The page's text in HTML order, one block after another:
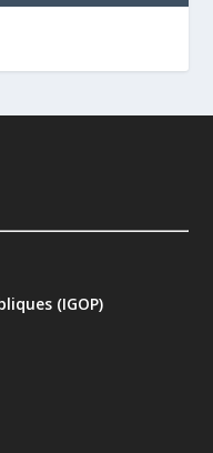
(IGOP)